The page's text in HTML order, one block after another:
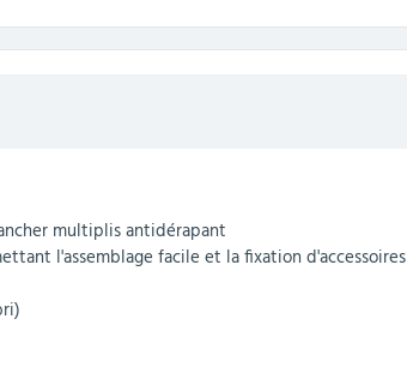
multiplis antidérapant
l'assemblage facile et la fixation d'accessoires